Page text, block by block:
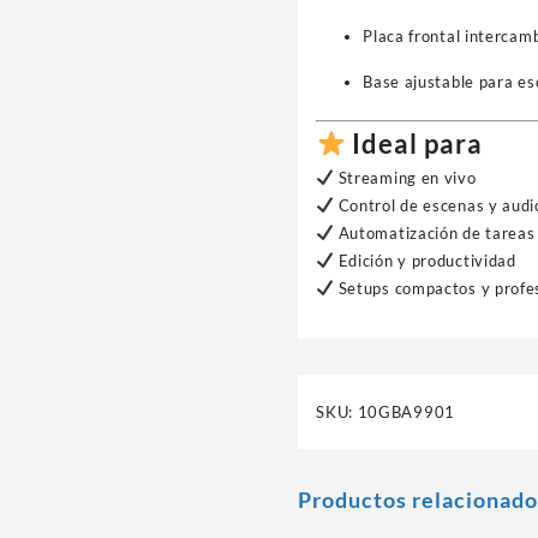
Placa frontal
Base ajustable para
Ideal para
Streaming en vivo
Control de escenas y
Automatización de tareas
Edición y productividad
Setups compactos y
SKU: 10GBA9901
Productos